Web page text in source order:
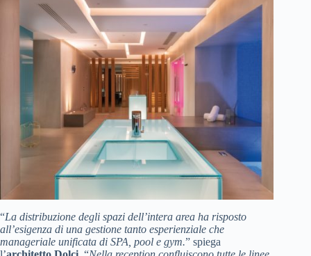
“La distribuzione degli spazi dell’intera area ha risposto
all’esigenza di una gestione tanto esperienziale che
manageriale unificata di SPA, pool e gym.” spiega